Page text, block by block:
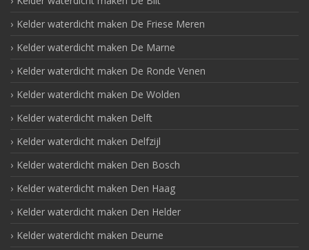
Kelder waterdicht maken De Friese Meren
Kelder waterdicht maken De Marne
Kelder waterdicht maken De Ronde Venen
Kelder waterdicht maken De Wolden
Kelder waterdicht maken Delft
Kelder waterdicht maken Delfzijl
Kelder waterdicht maken Den Bosch
Kelder waterdicht maken Den Haag
Kelder waterdicht maken Den Helder
Kelder waterdicht maken Deurne